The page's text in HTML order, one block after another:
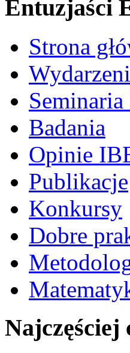
Entuzjaści
Strona
Badania
Opinie
Publikacje
Konkursy
Dobre
Najczęściej